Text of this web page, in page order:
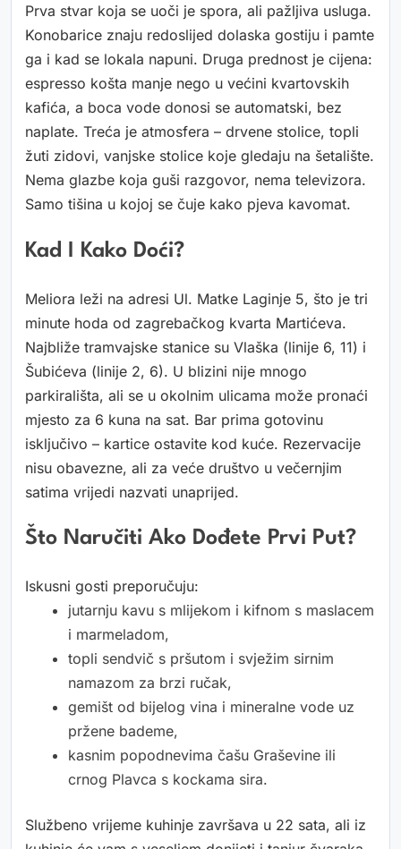
Prva stvar koja se uoči je spora, ali pažljiva usluga.
Konobarice znaju redoslijed dolaska gostiju i pamte
ga i kad se lokala napuni. Druga prednost je cijena:
espresso košta manje nego u većini kvartovskih
kafića, a boca vode donosi se automatski, bez
naplate. Treća je atmosfera – drvene stolice, topli
žuti zidovi, vanjske stolice koje gledaju na šetalište.
Nema glazbe koja guši razgovor, nema televizora.
Samo tišina u kojoj se čuje kako pjeva kavomat.
Kad I Kako Doći?
Meliora leži na adresi Ul. Matke Laginje 5, što je tri
minute hoda od zagrebačkog kvarta Martićeva.
Najbliže tramvajske stanice su Vlaška (linije 6, 11) i
Šubićeva (linije 2, 6). U blizini nije mnogo
parkirališta, ali se u okolnim ulicama može pronaći
mjesto za 6 kuna na sat. Bar prima gotovinu
isključivo – kartice ostavite kod kuće. Rezervacije
nisu obavezne, ali za veće društvo u večernjim
satima vrijedi nazvati unaprijed.
Što Naručiti Ako Dođete Prvi Put?
Iskusni gosti preporučuju:
jutarnju kavu s mlijekom i kifnom s maslacem
i marmeladom,
topli sendvič s pršutom i svježim sirnim
namazom za brzi ručak,
gemišt od bijelog vina i mineralne vode uz
pržene bademe,
kasnim popodnevima čašu Graševine ili
crnog Plavca s kockama sira.
Službeno vrijeme kuhinje završava u 22 sata, ali iz